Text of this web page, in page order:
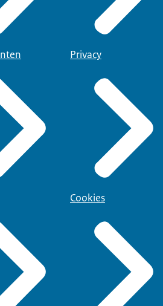
Privacy
Cookies